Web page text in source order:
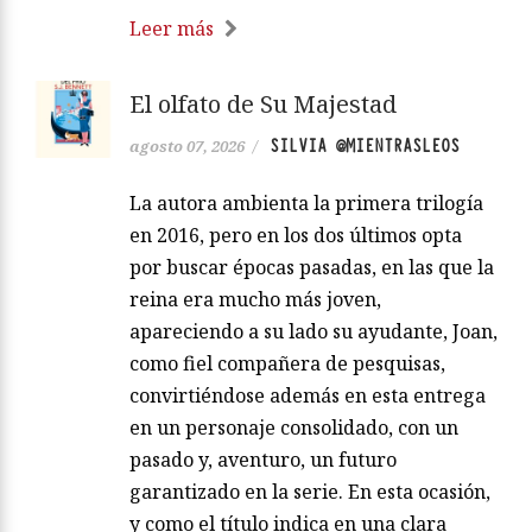
Leer más
El olfato de Su Majestad
agosto 07, 2026 / SILVIA @MIENTRASLEOS
La autora ambienta la primera trilogía
en 2016, pero en los dos últimos opta
por buscar épocas pasadas, en las que la
reina era mucho más joven,
apareciendo a su lado su ayudante, Joan,
como fiel compañera de pesquisas,
convirtiéndose además en esta entrega
en un personaje consolidado, con un
pasado y, aventuro, un futuro
garantizado en la serie. En esta ocasión,
y como el título indica en una clara